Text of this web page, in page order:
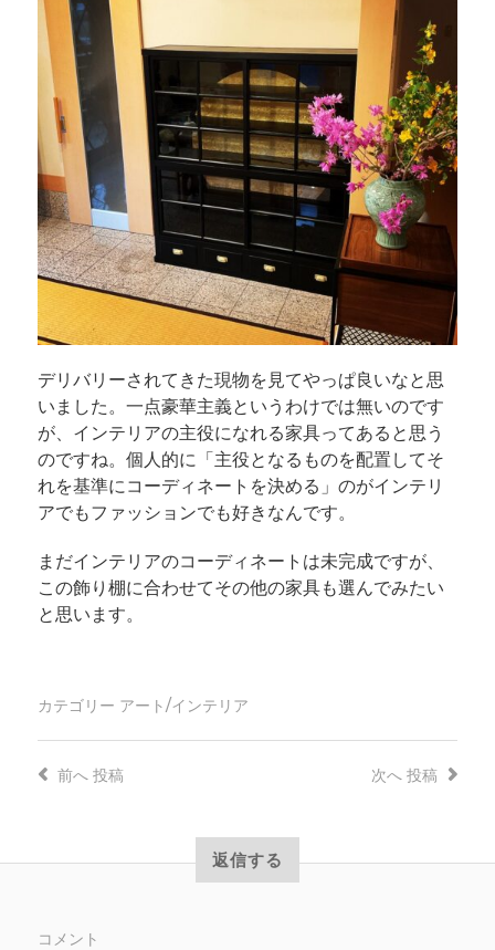
デリバリーされてきた現物を見てやっぱ良いなと思
いました。一点豪華主義というわけでは無いのです
が、インテリアの主役になれる家具ってあると思う
のですね。個人的に「主役となるものを配置してそ
れを基準にコーディネートを決める」のがインテリ
アでもファッションでも好きなんです。
まだインテリアのコーディネートは未完成ですが、
この飾り棚に合わせてその他の家具も選んでみたい
と思います。
カテゴリー アート/インテリア
次へ 投稿
前へ投稿
返信する
コメント